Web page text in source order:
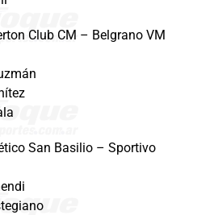
Club CM – Belgrano VM
San Basilio – Sportivo